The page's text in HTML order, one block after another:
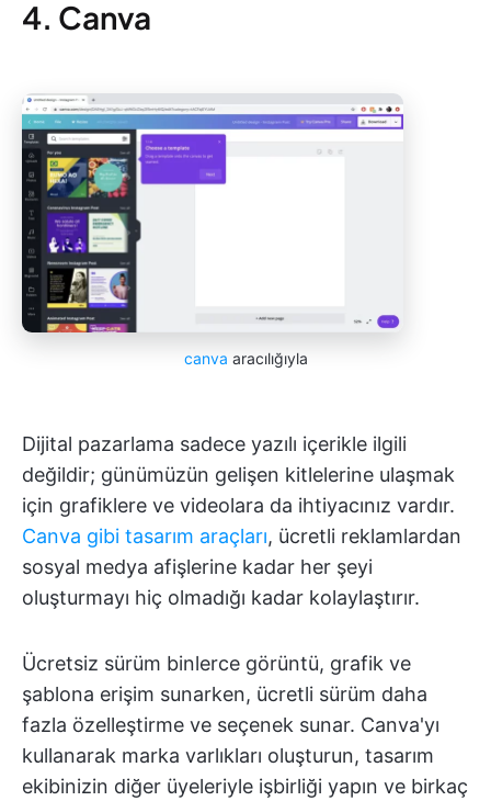
4. Canva
canva aracılığıyla
Dijital pazarlama sadece yazılı içerikle ilgili
değildir; günümüzün gelişen kitlelerine ulaşmak
için grafiklere ve videolara da ihtiyacınız vardır.
Canva gibi tasarım araçları, ücretli reklamlardan
sosyal medya afişlerine kadar her şeyi
oluşturmayı hiç olmadığı kadar kolaylaştırır.
Ücretsiz sürüm binlerce görüntü, grafik ve
şablona erişim sunarken, ücretli sürüm daha
fazla özelleştirme ve seçenek sunar. Canva'yı
kullanarak marka varlıkları oluşturun, tasarım
ekibinizin diğer üyeleriyle işbirliği yapın ve birkaç